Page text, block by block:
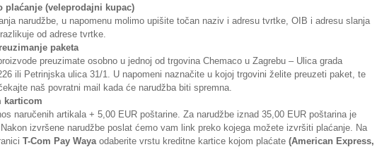
plaćanje (veleprodajni kupac)
narudžbe, u napomenu molimo upišite točan naziv i adresu tvrtke, OIB i adresu slanja
od adrese tvrtke.
paketa
preuzimate osobno u jednoj od trgovina Chemaco u Zagrebu – Ulica grada
ili Petrinjska ulica 31/1. U napomeni naznačite u kojoj trgovini želite preuzeti paket, te
naš povratni mail kada će narudžba biti spremna.
karticom
naručenih artikala + 5,00 EUR poštarine. Za narudžbe iznad 35,00 EUR poštarina je
izvršene narudžbe poslat ćemo vam link preko kojega možete izvršiti plaćanje. Na
T-Com Pay Waya odaberite vrstu kreditne kartice kojom plaćate (American Express,